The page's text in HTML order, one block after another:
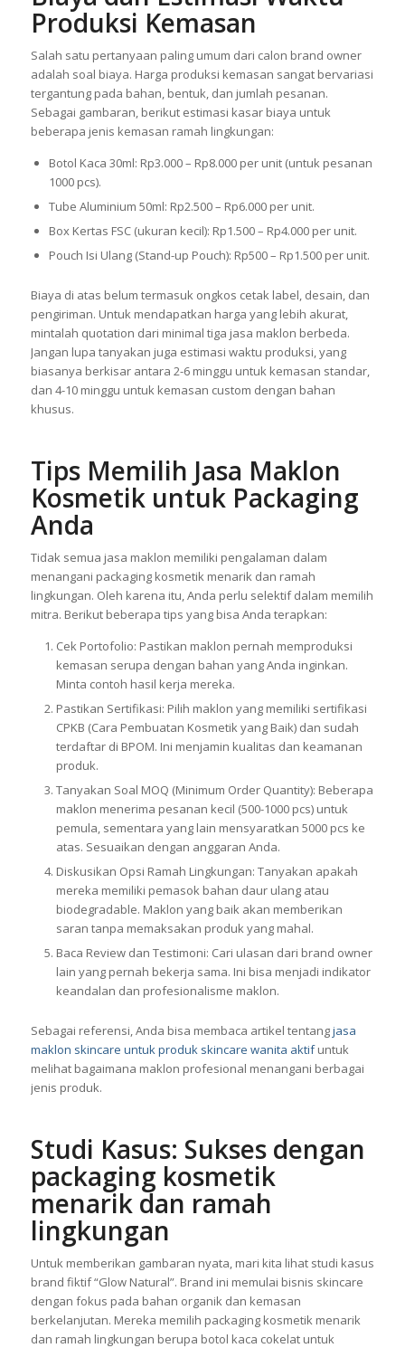
Produksi Kemasan
Salah satu pertanyaan paling umum dari calon brand owner
adalah soal biaya. Harga produksi kemasan sangat bervariasi
tergantung pada bahan, bentuk, dan jumlah pesanan.
Sebagai gambaran, berikut estimasi kasar biaya untuk
beberapa jenis kemasan ramah lingkungan:
Botol Kaca 30ml: Rp3.000 – Rp8.000 per unit (untuk pesanan
1000 pcs).
Tube Aluminium 50ml: Rp2.500 – Rp6.000 per unit.
Box Kertas FSC (ukuran kecil): Rp1.500 – Rp4.000 per unit.
Pouch Isi Ulang (Stand-up Pouch): Rp500 – Rp1.500 per unit.
Biaya di atas belum termasuk ongkos cetak label, desain, dan
pengiriman. Untuk mendapatkan harga yang lebih akurat,
mintalah quotation dari minimal tiga jasa maklon berbeda.
Jangan lupa tanyakan juga estimasi waktu produksi, yang
biasanya berkisar antara 2-6 minggu untuk kemasan standar,
dan 4-10 minggu untuk kemasan custom dengan bahan
khusus.
Tips Memilih Jasa Maklon
Kosmetik untuk Packaging
Anda
Tidak semua jasa maklon memiliki pengalaman dalam
menangani packaging kosmetik menarik dan ramah
lingkungan. Oleh karena itu, Anda perlu selektif dalam memilih
mitra. Berikut beberapa tips yang bisa Anda terapkan:
Cek Portofolio: Pastikan maklon pernah memproduksi
kemasan serupa dengan bahan yang Anda inginkan.
Minta contoh hasil kerja mereka.
Pastikan Sertifikasi: Pilih maklon yang memiliki sertifikasi
CPKB (Cara Pembuatan Kosmetik yang Baik) dan sudah
terdaftar di BPOM. Ini menjamin kualitas dan keamanan
produk.
Tanyakan Soal MOQ (Minimum Order Quantity): Beberapa
maklon menerima pesanan kecil (500-1000 pcs) untuk
pemula, sementara yang lain mensyaratkan 5000 pcs ke
atas. Sesuaikan dengan anggaran Anda.
Diskusikan Opsi Ramah Lingkungan: Tanyakan apakah
mereka memiliki pemasok bahan daur ulang atau
biodegradable. Maklon yang baik akan memberikan
saran tanpa memaksakan produk yang mahal.
Baca Review dan Testimoni: Cari ulasan dari brand owner
lain yang pernah bekerja sama. Ini bisa menjadi indikator
keandalan dan profesionalisme maklon.
Sebagai referensi, Anda bisa membaca artikel tentangjasa
maklon skincare untuk produk skincare wanita aktifuntuk
melihat bagaimana maklon profesional menangani berbagai
jenis produk.
Studi Kasus: Sukses dengan
packaging kosmetik
menarik dan ramah
lingkungan
Untuk memberikan gambaran nyata, mari kita lihat studi kasus
brand fiktif “Glow Natural”. Brand ini memulai bisnis skincare
dengan fokus pada bahan organik dan kemasan
berkelanjutan. Mereka memilih packaging kosmetik menarik
dan ramah lingkungan berupa botol kaca cokelat untuk